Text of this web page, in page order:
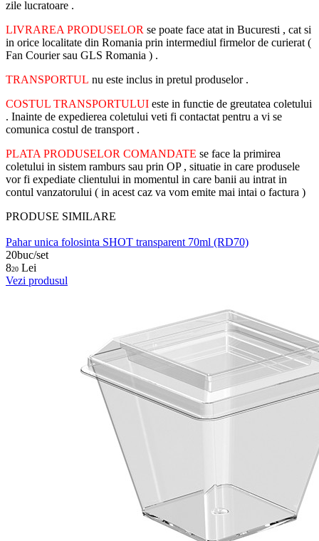
zile lucratoare .
LIVRAREA PRODUSELOR se poate face atat in Bucuresti , cat si
in orice localitate din Romania prin intermediul firmelor de curierat (
Fan Courier sau GLS Romania ) .
TRANSPORTUL nu este inclus in pretul produselor .
COSTUL TRANSPORTULUI este in functie de greutatea coletului
. Inainte de expedierea coletului veti fi contactat pentru a vi se
comunica costul de transport .
PLATA PRODUSELOR COMANDATE se face la primirea
coletului in sistem ramburs sau prin OP , situatie in care produsele
vor fi expediate clientului in momentul in care banii au intrat in
contul vanzatorului ( in acest caz va vom emite mai intai o factura )
PRODUSE SIMILARE
Pahar unica folosinta SHOT transparent 70ml (RD70)
20buc/set
820 Lei
Vezi produsul